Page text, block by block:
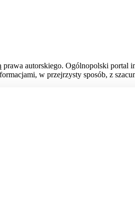
autorskiego. Ogólnopolski portal
w przejrzysty sposób, z